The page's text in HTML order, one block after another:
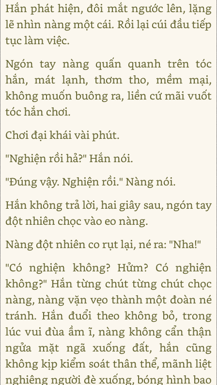
Hắn phát hiện, đôi mắt ngước lên, lặng
lẽ nhìn nàng một cái. Rồi lại cúi đầu tiếp
tục làm việc.
Ngón tay nàng quấn quanh trên tóc
hắn, mát lạnh, thơm tho, mềm mại,
không muốn buông ra, liền cứ mãi vuốt
tóc hắn chơi.
Chơi đại khái vài phút.
"Nghiện rồi hả?" Hắn nói.
"Đúng vậy. Nghiện rồi." Nàng nói.
Hắn không trả lời, hai giây sau, ngón tay
đột nhiên chọc vào eo nàng.
Nàng đột nhiên co rụt lại, né ra: "Nha!"
"Có nghiện không? Hửm? Có nghiện
không?" Hắn từng chút từng chút chọc
nàng, nàng vặn vẹo thành một đoàn né
tránh. Hắn đuổi theo không bỏ, trong
lúc vui đùa ầm ĩ, nàng không cẩn thận
ngửa mặt ngã xuống đất, hắn cũng
không kịp kiểm soát thân thể, mãnh liệt
nghiêng người đè xuống, bóng hình bao